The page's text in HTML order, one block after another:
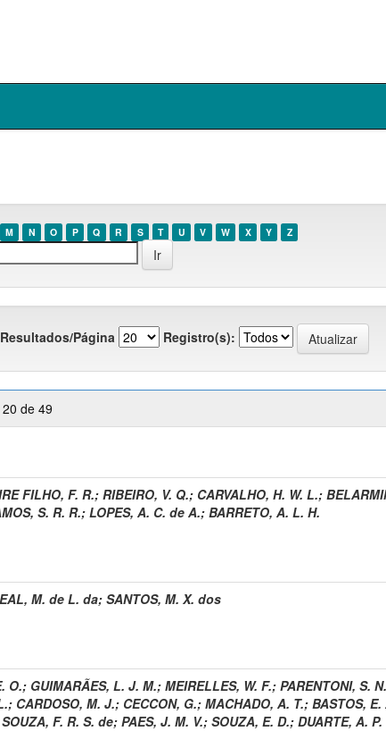
M N O P Q R S T U V W X Y Z
Resultados/Página Registro(s):
de 49
FILHO, F. R.; RIBEIRO, V. Q.; CARVALHO, H. W. L.;
S. R. R.; LOPES, A. C. de A.; BARRETO, A. L. H.
M. de L. da; SANTOS, M. X. dos
O.; GUIMARÃES, L. J. M.; MEIRELLES, W. F.; PARENTONI, S. N.
; CARDOSO, M. J.; CECCON, G.; MACHADO, A. T.; BASTOS, E.
SOUZA, F. R. S. de; PAES, J. M. V.; SOUZA, E. D.; DUARTE, A. P.